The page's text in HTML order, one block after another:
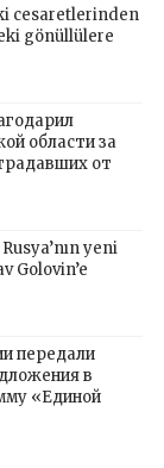
cesaretlerinden
gönüllülere
области за
от
yeni
Golovin’e
передали
в
«Единой